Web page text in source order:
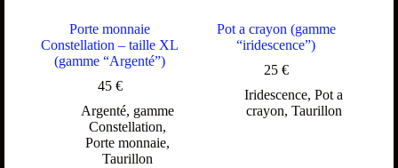
Porte monnaie
Constellation – taille XL
(gamme “Argenté”)
45 €
Argenté, gamme
Constellation,
Porte monnaie,
Taurillon
Pot a crayon (gamme
“iridescence”)
25 €
Iridescence,Pot a
crayon, Taurillon